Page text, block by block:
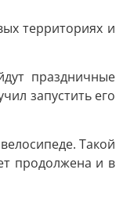
территориях и
праздничные
запустить его
Такой
продолжена и в